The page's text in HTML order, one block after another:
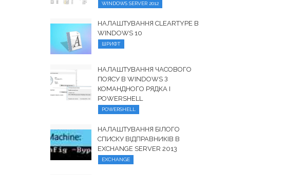
WINDOWS SERVER 2012
НАЛАШТУВАННЯ CLEARTYPE В
WINDOWS 10
ШРИФТ
НАЛАШТУВАННЯ ЧАСОВОГО
ПОЯСУ В WINDOWS З
КОМАНДНОГО РЯДКА І
POWERSHELL
POWERSHELL
НАЛАШТУВАННЯ БІЛОГО
СПИСКУ ВІДПРАВНИКІВ В
EXCHANGE SERVER 2013
EXCHANGE